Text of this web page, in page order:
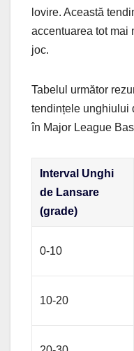
lovire. Această
accentuarea tot mai
joc.
Tabelul următor
tendințele unghiului
în Major League
Interval Unghi
de Lansare
(grade)
0-10
10-20